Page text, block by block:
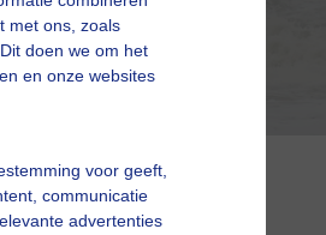
met ons, zoals
doen we om het
en onze websites
voor geeft,
communicatie
advertenties